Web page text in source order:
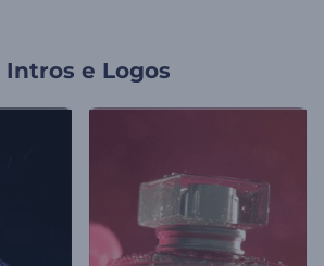
Intros e Logos